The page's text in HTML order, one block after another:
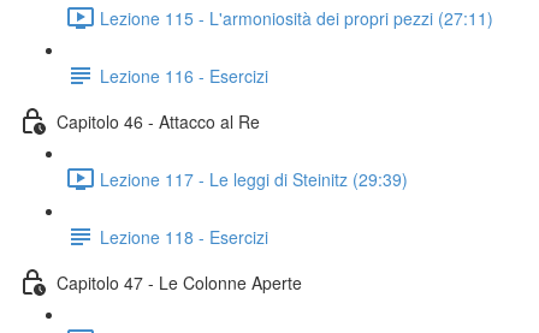
Lezione 115 - L'armoniosità dei propri pezzi (27:11)
Lezione 116 - Esercizi
Capitolo 46 - Attacco al Re
Lezione 117 - Le leggi di Steinitz (29:39)
Lezione 118 - Esercizi
Capitolo 47 - Le Colonne Aperte